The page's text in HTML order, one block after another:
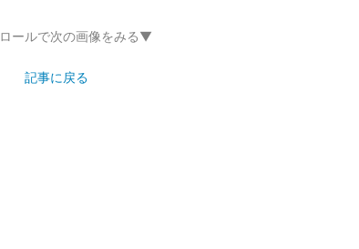
ールで次の画像をみる▼
記事に戻る